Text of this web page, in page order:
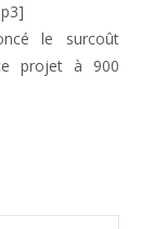
le surcoût
projet à 900